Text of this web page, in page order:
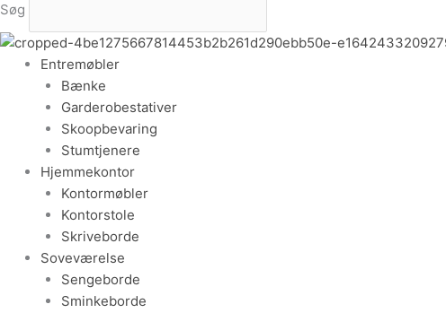
Søg
Entremøbler
Bænke
Garderobestativer
Skoopbevaring
Stumtjenere
Hjemmekontor
Kontormøbler
Kontorstole
Skriveborde
Soveværelse
Sengeborde
Sminkeborde